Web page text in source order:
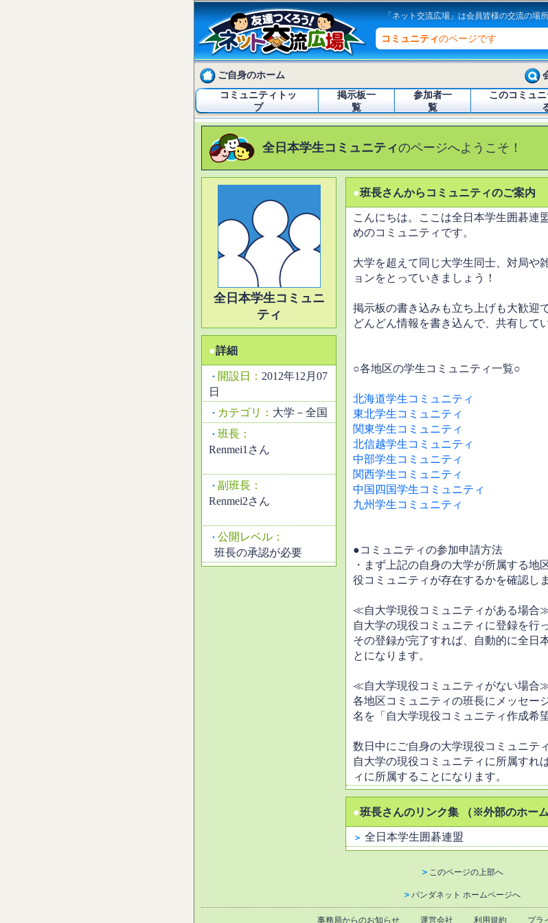
「ネット交流広場」は会員皆様の交流の場
コミュニティのページです
ご自身のホーム
コミュニティトッ
プ
掲示板一
覧
参加者一
覧
このコミュ
全日本学生コミュニティのページへようこそ！
全日本学生コミュニ
ティ
●詳細
・ 開設日： 2012年12月07
日
・ カテゴリ： 大学－全国
・ 班長：
Renmei1さん
・ 副班長：
Renmei2さん
・ 公開レベル：
班長の承認が必要
●班長さんからコミュニティのご案内
こんにちは。ここは全日本学生囲碁連
めのコミュニティです。
大学を超えて同じ大学生同士、対局や
ョンをとっていきましょう！
掲示板の書き込みも立ち上げも大歓迎で
どんどん情報を書き込んで、共有して
○各地区の学生コミュニティ一覧○
北海道学生コミュニティ
東北学生コミュニティ
関東学生コミュニティ
北信越学生コミュニティ
中部学生コミュニティ
関西学生コミュニティ
中国四国学生コミュニティ
九州学生コミュニティ
●コミュニティの参加申請方法
・まず上記の自身の大学が所属する地
役コミュニティが存在するかを確認しま
≪自大学現役コミュニティがある場合
自大学の現役コミュニティに登録を行
その登録が完了すれば、自動的に全日
とになります。
≪自大学現役コミュニティがない場合
各地区コミュニティの班長にメッセー
名を「自大学現役コミュニティ作成希
数日中にご自身の大学現役コミュニテ
自大学の現役コミュニティに所属すれ
ィに所属することになります。
●班長さんのリンク集 （※外部のホー
＞ 全日本学生囲碁連盟
＞ このページの上部へ
＞ パンダネット ホームページへ
事務局からのお知らせ 運営会社 利用規約 プラ